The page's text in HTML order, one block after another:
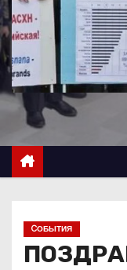
о
м
у
CОБЫТИЯ